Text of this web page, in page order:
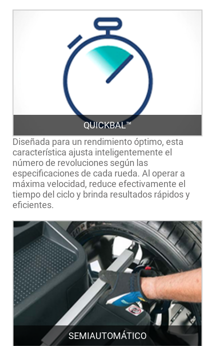
QUICKBAL™
Diseñada para un rendimiento óptimo, esta
característica ajusta inteligentemente el
número de revoluciones según las
especificaciones de cada rueda. Al operar a
máxima velocidad, reduce efectivamente el
tiempo del ciclo y brinda resultados rápidos y
eficientes.
SEMIAUTOMÁTICO